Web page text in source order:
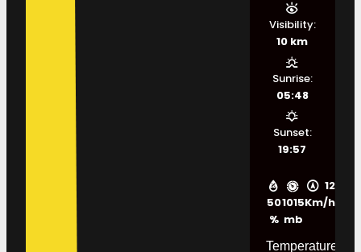
50
%
1015
mb
12
Km/h
Visibility:
10 km
Sunrise:
05:48
Sunset:
19:57